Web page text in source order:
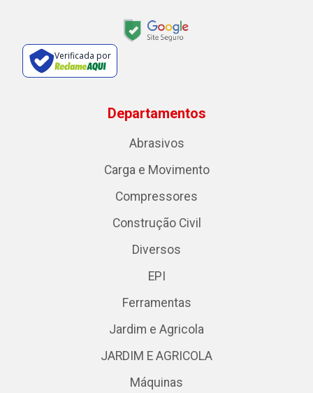
Verificada por
Departamentos
Abrasivos
Carga e Movimento
Compressores
Construção Civil
Diversos
EPI
Ferramentas
Jardim e Agricola
JARDIM E AGRICOLA
Máquinas